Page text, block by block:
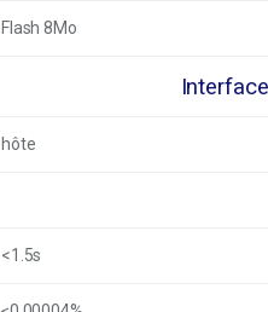
Flash 8Mo
Interface
hôte
<1.5s